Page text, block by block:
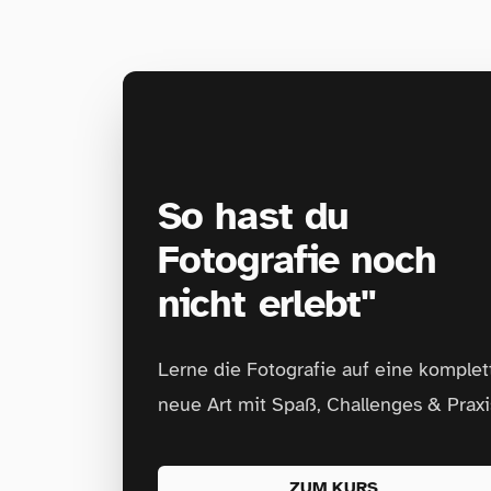
So hast du
Fotografie noch
nicht erlebt"
Lerne die Fotografie auf eine
neue Art mit Spaß, Challenges &